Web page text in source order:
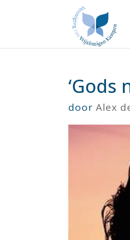
‘Gods
doorAlex